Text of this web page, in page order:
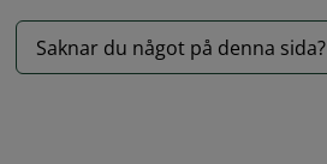
Saknar du något på denna sida?